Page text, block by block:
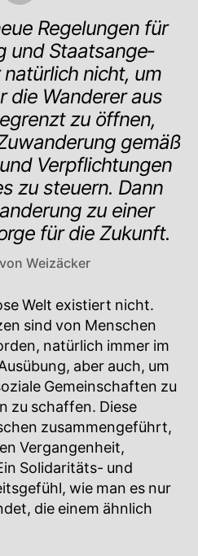
Regelungen für
und Staatsan­ge­
nicht, um
die Wande­rer aus
zu öffnen,
gemäß
Verpflichtungen
zu steuern. Dann
zu einer
für die Zukunft.
Weizäcker
Welt existiert nicht.
sind von Menschen
natürlich immer im
aber auch, um
Gemeinschaften zu
zu schaffen. Diese
zusammengeführt,
Vergangenheit,
Solidaritäts- und
wie man es nur
die einem ähnlich